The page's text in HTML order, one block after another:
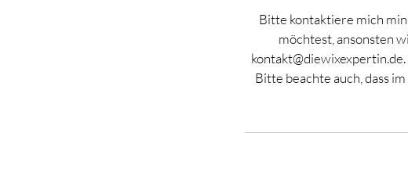
Bitte kontaktiere mich
möchtest, ansonsten
Bitte beachte auch, dass